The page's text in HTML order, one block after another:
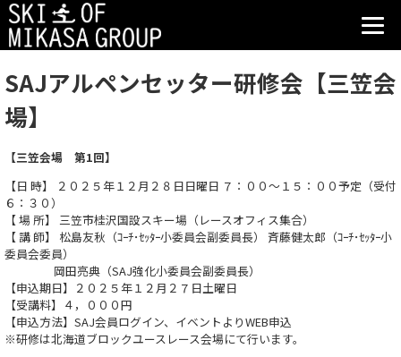
SAJアルペンセッター研修会【三笠会
場】
【三笠会場 第1回】
【日 時】 ２０２５年１２月２８日日曜日 ７：００～１５：００予定（受付
６：３０）
【 場 所】 三笠市桂沢国設スキー場（レースオフィス集合）
【 講 師】 松島友秋（ｺｰﾁ･ｾｯﾀｰ小委員会副委員長） 斉藤健太郎（ｺｰﾁ･ｾｯﾀｰ小
委員会委員）
岡田亮典（SAJ強化小委員会副委員長）
【申込期日】２０２５年１２月２７日土曜日
【受講料】４，０００円
【申込方法】SAJ会員ログイン、イベントよりWEB申込
※研修は北海道ブロックユースレース会場にて行います。